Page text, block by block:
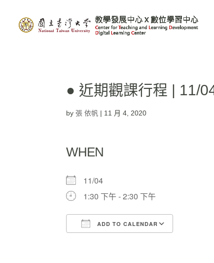
● 近期觀課行程 | 11/
by 張 依帆 | 11 月 4, 2020
WHEN
11/04
1:30 下午 - 2:30 下午
ADD TO CALENDAR